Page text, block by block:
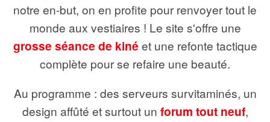
notre en-but, on en profite pour renvoyer tout le
monde aux vestiaires ! Le site s'offre une
grosse séance de kiné et une refonte tactique
complète pour se refaire une beauté.
Au programme : des serveurs survitaminés, un
design affûté et surtout un forum tout neuf,